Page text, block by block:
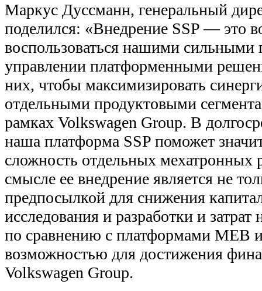
Маркус Дуссманн, генеральный
поделился: «Внедрение SSP — это
воспользоваться нашими сильными
управлении платформенными
них, чтобы максимизировать
отдельными продуктовыми
рамках Volkswagen Group. В
наша платформа SSP поможет
сложность отдельных
смысле ее внедрение является не
предпосылкой для снижения
исследования и разработки и
по сравнению с платформами MEB
возможностью для достижения
Volkswagen Group.